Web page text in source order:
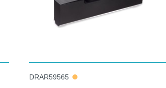
DRAR59565